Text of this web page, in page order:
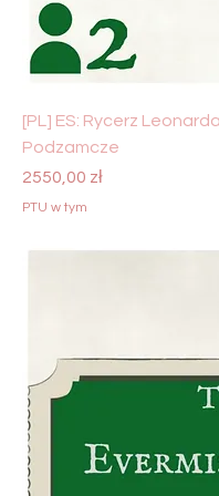
[PL] ES: Rycerz
Podzamcze
Cena
2550,00 zł
PTU w tym